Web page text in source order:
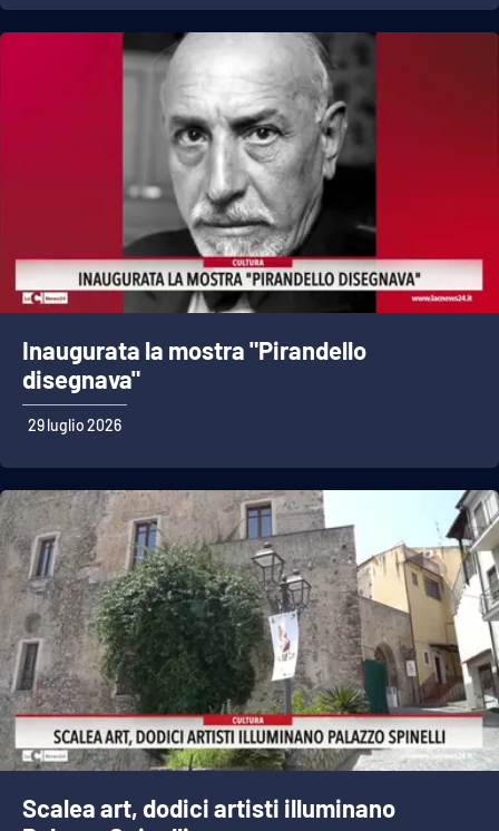
Inaugurata la mostra "Pirandello
disegnava"
29 luglio 2026
Scalea art, dodici artisti illuminano